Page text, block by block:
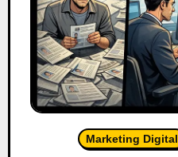
Marketing Digital